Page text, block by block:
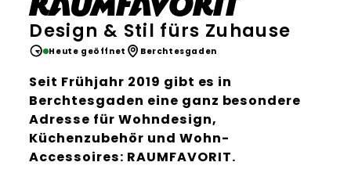
Design & Stil fürs Zuhause
Heute geöffnet Berchtesgaden
Seit Frühjahr 2019 gibt es in
Berchtesgaden eine ganz besondere
Adresse für Wohndesign,
Küchenzubehör und Wohn-
Accessoires: RAUMFAVORIT.